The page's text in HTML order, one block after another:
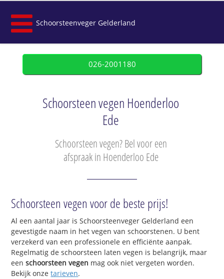
Schoorsteenveger Gelderland
026-2001180
Schoorsteen vegen Hoenderloo
Ede
Schoorsteen vegen? Bel voor een
afspraak in Hoenderloo Ede
Schoorsteen vegen voor de beste prijs!
Al een aantal jaar is Schoorsteenveger Gelderland een
gevestigde naam in het vegen van schoorstenen. U bent
verzekerd van een professionele en efficiënte aanpak.
Regelmatig de schoorsteen laten vegen is belangrijk, maar
eenschoorsteen vegen mag ook niet vergeten worden.
Bekijk onzetarieven.